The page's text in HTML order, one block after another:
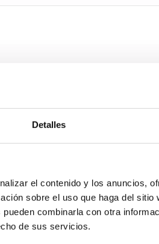
Detalles
el contenido y los anuncios,
sobre el uso que haga del sitio
combinarla con otra
de sus servicios.